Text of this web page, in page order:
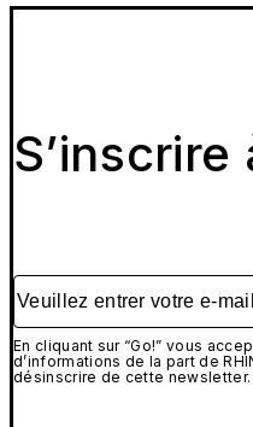
Veuillez entrer votre e-mail
En cliquant sur “Go!” vous
d’informations de la part de
désinscrire de cette newsletter.